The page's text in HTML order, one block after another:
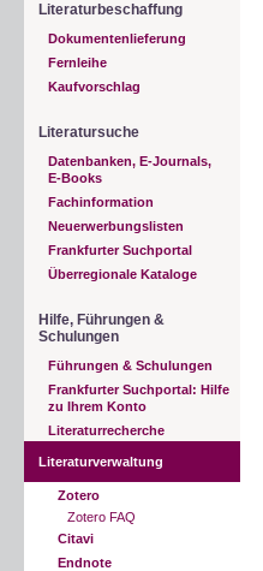
Literaturbeschaffung
Dokumentenlieferung
Fernleihe
Kaufvorschlag
Literatursuche
Datenbanken, E-Journals,
E-Books
Fachinformation
Neuerwerbungslisten
Frankfurter Suchportal
Überregionale Kataloge
Hilfe, Führungen &
Schulungen
Führungen & Schulungen
Frankfurter Suchportal: Hilfe
zu Ihrem Konto
Literaturrecherche
Literaturverwaltung
Zotero
Zotero FAQ
Citavi
Endnote